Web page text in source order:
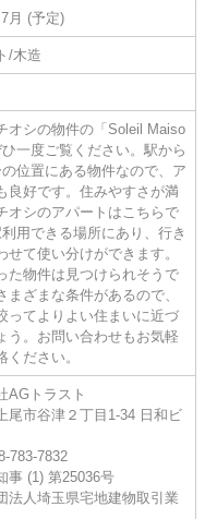
月 (予定)
/木造
オシの物件の「Soleil Maiso
一度ご覧ください。駅から
位置にある物件なので、ア
良好です。住みやすさが満
オシのアパートはこちらで
用できる場所にあり、行き
せて使い分けができます。
た物件は見つけられそうで
まざまな条件があるので、
ってよりよい住まいに近づ
う。お問い合わせもお気軽
ください。
AGトラスト
尾市谷津２丁目1-34 日和ビ
783-7832
事 (1) 第25036号
法人埼玉県宅地建物取引業